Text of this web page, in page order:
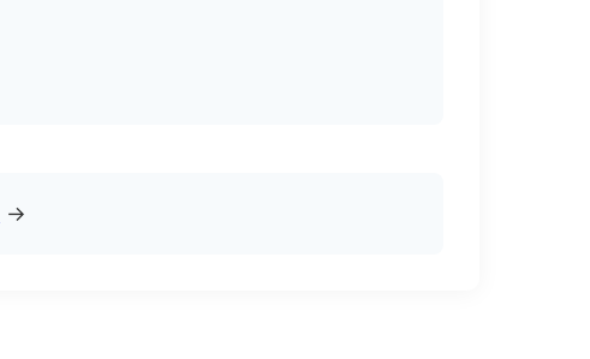
→